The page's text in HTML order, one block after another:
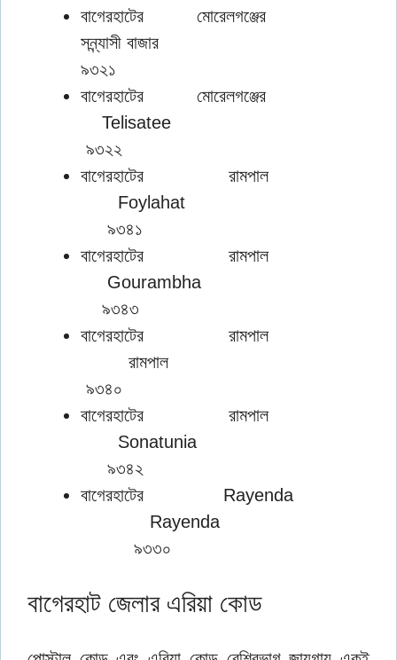
বাগেরহাটের মোরেলগঞ্জের
সন্ন্যাসী বাজার
৯৩২১
বাগেরহাটের মোরেলগঞ্জের
Telisatee
৯৩২২
বাগেরহাটের রামপাল
Foylahat
৯৩৪১
বাগেরহাটের রামপাল
Gourambha
৯৩৪৩
বাগেরহাটের রামপাল
রামপাল
৯৩৪০
বাগেরহাটের রামপাল
Sonatunia
৯৩৪২
বাগেরহাটের Rayenda
Rayenda
৯৩৩০
বাগেরহাট জেলার এরিয়া কোড